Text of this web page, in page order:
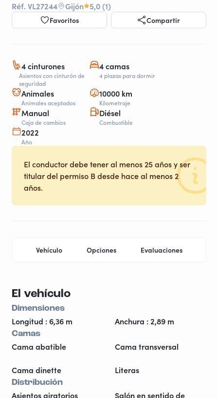
Réf. VL27244
Gijón 5,0 (1)
Favoritos Compartir
4 cinturones
Asientos con cinturón de
seguridad
4 camas
4 plazas para dormir
Animales
Animales aceptados
10000 km
Kilometraje
Manual
Caja de cambios
Diésel
Combustible
2022
Año
El conductor debe tener al menos 25 años y ser
titular del permiso B desde hace al menos 2
años.
Vehículo Opciones Evaluaciones
El vehículo
Dimensiones
Longitud : 6,36 m Anchura : 2,89 m
Camas
Cama abatible Cama transversal
Cama dinette Literas
Distribución
Asientos giratorios
Salón en sentido de